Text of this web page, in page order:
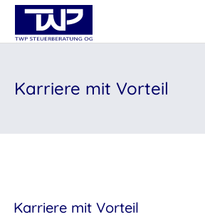
Karriere mit Vorteil
Karriere mit Vorteil